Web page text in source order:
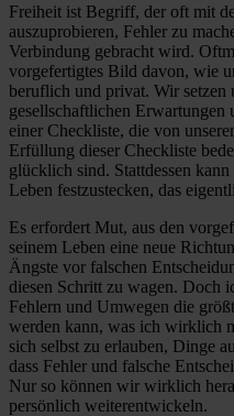
Freiheit ist Begriff, der oft mit
auszuprobieren, Fehler zu
Verbindung gebracht wird.
vorgefertigtes Bild davon, wie
beruflich und privat. Wir setzen
gesellschaftlichen Erwartungen
einer Checkliste, die von
Erfüllung dieser Checkliste
glücklich sind. Stattdessen
Leben festzustecken, das
Es erfordert Mut, aus den
seinem Leben eine neue
Ängste vor falschen
diesen Schritt zu wagen. Doch
Fehlern und Umwegen die
werden kann, was ich wirklich
sich selbst zu erlauben, Dinge
dass Fehler und falsche
Nur so können wir wirklich
persönlich weiterentwickeln.